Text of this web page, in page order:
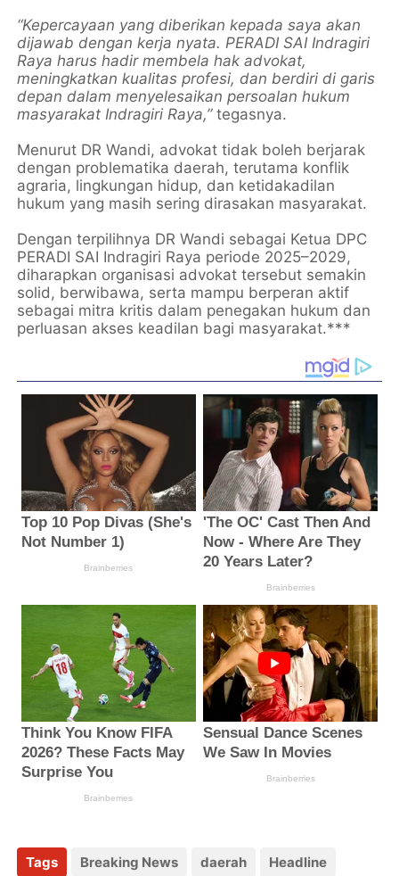
“Kepercayaan yang diberikan kepada saya akan
dijawab dengan kerja nyata. PERADI SAI Indragiri
Raya harus hadir membela hak advokat,
meningkatkan kualitas profesi, dan berdiri di garis
depan dalam menyelesaikan persoalan hukum
masyarakat Indragiri Raya,”tegasnya.
Menurut DR Wandi, advokat tidak boleh berjarak
dengan problematika daerah, terutama konflik
agraria, lingkungan hidup, dan ketidakadilan
hukum yang masih sering dirasakan masyarakat.
Dengan terpilihnya DR Wandi sebagai Ketua DPC
PERADI SAI Indragiri Raya periode 2025–2029,
diharapkan organisasi advokat tersebut semakin
solid, berwibawa, serta mampu berperan aktif
sebagai mitra kritis dalam penegakan hukum dan
perluasan akses keadilan bagi masyarakat.***
Tags Breaking News daerah Headline